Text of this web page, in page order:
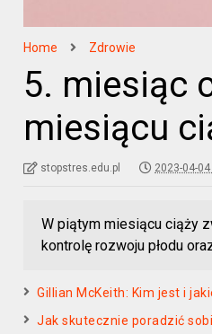
Home Zdrowie
5. miesiąc
miesiącu
stopstres.edu.pl 2023-04-
W piątym miesiącu ciąży
kontrolę rozwoju płodu
Gillian McKeith: Kim jest i
Jak skutecznie poradzić